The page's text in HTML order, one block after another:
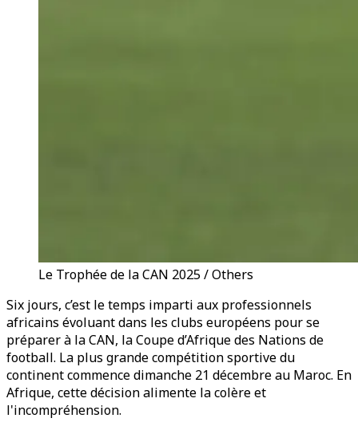
Le Trophée de la CAN 2025 / Others
Six jours, c’est le temps imparti aux professionnels
africains évoluant dans les clubs européens pour se
préparer à la CAN, la Coupe d’Afrique des Nations de
football. La plus grande compétition sportive du
continent commence dimanche 21 décembre au Maroc. En
Afrique, cette décision alimente la colère et
l'incompréhension.